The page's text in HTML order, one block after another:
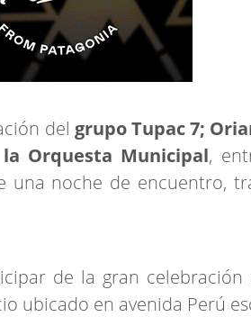
del grupo Tupac 7;
Orquesta Municipal,
una noche de encuentro,
de la gran celebración
ubicado en avenida Perú